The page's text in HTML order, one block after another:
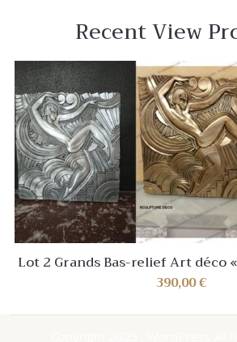
Recent View
Lot 2 Grands Bas-relief Art déco « Folies bergère »
d’après Maurice
390,00€